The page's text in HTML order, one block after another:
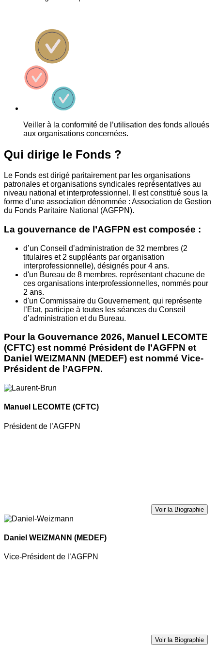
Veiller à la conformité de l’utilisation des fonds alloués
aux organisations concernées.
Qui dirige le Fonds ?
Le Fonds est dirigé paritairement par les organisations
patronales et organisations syndicales représentatives au
niveau national et interprofessionnel. Il est constitué sous la
forme d’une association dénommée : Association de Gestion
du Fonds Paritaire National (AGFPN).
La gouvernance de l’AGFPN est composée :
d’un Conseil d’administration de 32 membres (2
titulaires et 2 suppléants par organisation
interprofessionnelle), désignés pour 4 ans.
d'un Bureau de 8 membres, représentant chacune de
ces organisations interprofessionnelles, nommés pour
2 ans.
d'un Commissaire du Gouvernement, qui représente
l’Etat, participe à toutes les séances du Conseil
d’administration et du Bureau.
Pour la Gouvernance 2026, Manuel LECOMTE
(CFTC) est nommé Président de l’AGFPN et
Daniel WEIZMANN (MEDEF) est nommé Vice-
Président de l’AGFPN.
Manuel LECOMTE (CFTC)
Président de l’AGFPN
Voir la Biographie
Daniel WEIZMANN (MEDEF)
Vice-Président de l’AGFPN
Voir la Biographie